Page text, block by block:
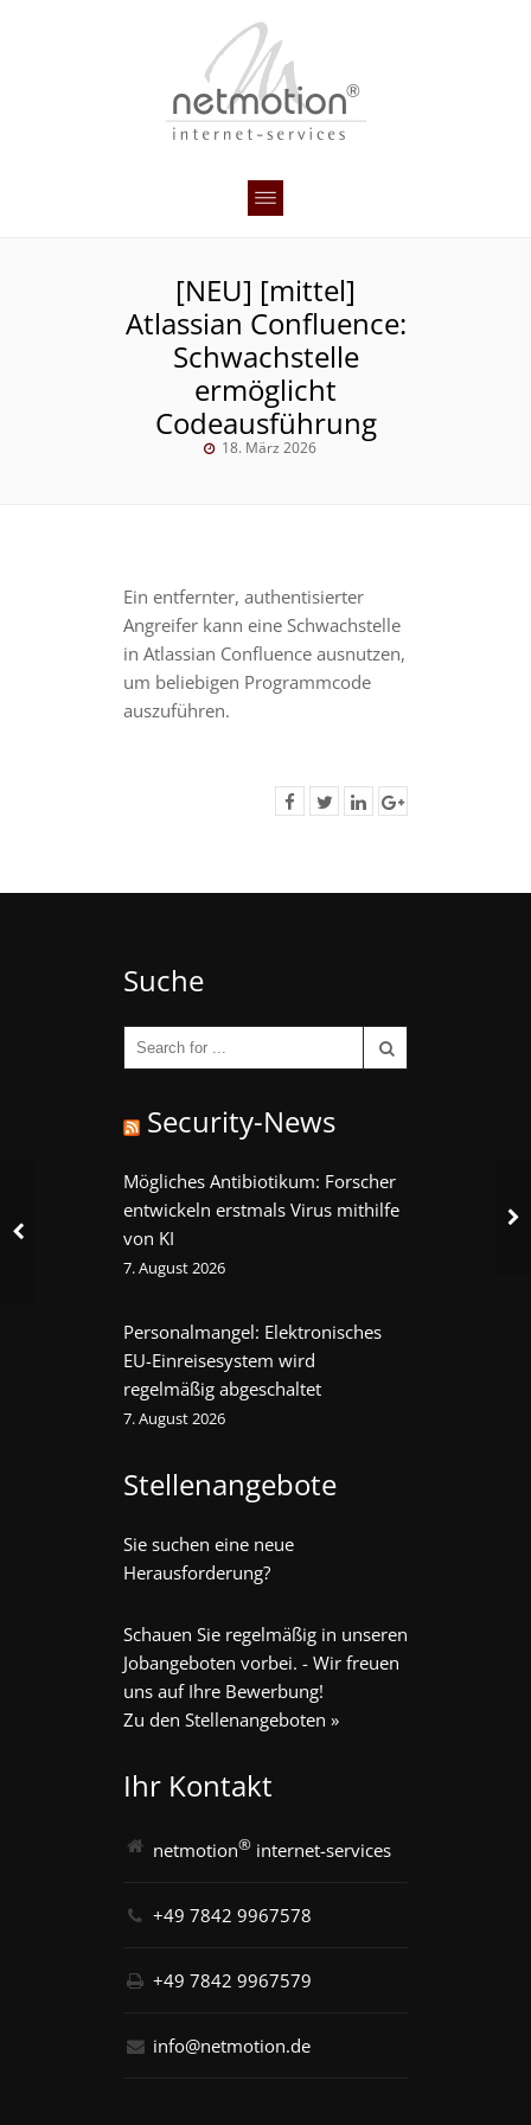
[NEU] [mittel]
Atlassian Confluence:
Schwachstelle
ermöglicht
Codeausführung
18. März 2026
Ein entfernter, authentisierter
Angreifer kann eine Schwachstelle
in Atlassian Confluence ausnutzen,
um beliebigen Programmcode
auszuführen.
Suche
Security-News
Mögliches Antibiotikum: Forscher
entwickeln erstmals Virus mithilfe
von KI
7. August 2026
Personalmangel: Elektronisches
EU-Einreisesystem wird
regelmäßig abgeschaltet
7. August 2026
Stellenangebote
Sie suchen eine neue
Herausforderung?
Schauen Sie regelmäßig in unseren
Jobangeboten vorbei. - Wir freuen
uns auf Ihre Bewerbung!
Zu den Stellenangeboten »
Ihr Kontakt
netmotion® internet-services
+49 7842 9967578
+49 7842 9967579
info@netmotion.de